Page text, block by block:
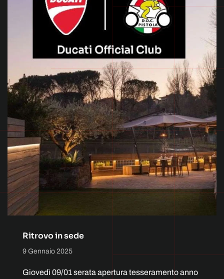
Ritrovo in sede
9 Gennaio 2025
Giovedì 09/01 serata apertura tesseramento anno